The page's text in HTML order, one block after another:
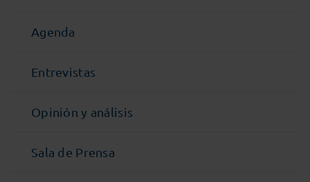
Agenda
Entrevistas
Opinión y análisis
Sala de Prensa